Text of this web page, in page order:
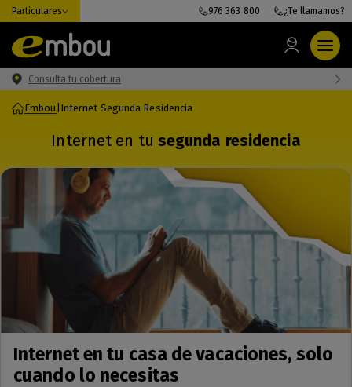
Particulares
Consulta tu cobertura
976 363 800 ¿Te llamamos?
Embou Internet Segunda Residencia
Internet en tu segunda residencia
Internet en tu casa de vacaciones, solo
cuando lo necesitas